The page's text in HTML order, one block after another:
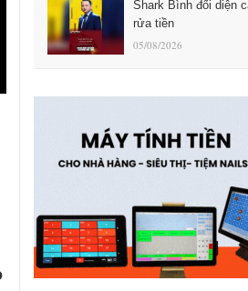
Shark Bình đối diện
rửa tiền
05/08/2026